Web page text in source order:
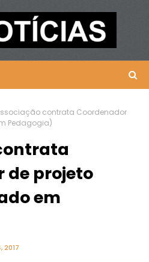
contrata Coordenador
Pedagogia)
de projeto
em
2017